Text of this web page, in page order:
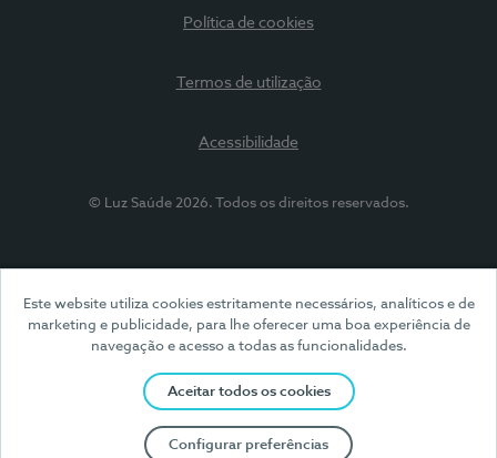
Este website utiliza cookies estritamente necessários, analíticos e de
marketing e publicidade, para lhe oferecer uma boa experiência de
navegação e acesso a todas as funcionalidades.
Aceitar todos os cookies
Configurar preferências
Política de cookies
Termos de utilização
Acessibilidade
© Luz Saúde 2026. Todos os direitos reservados.